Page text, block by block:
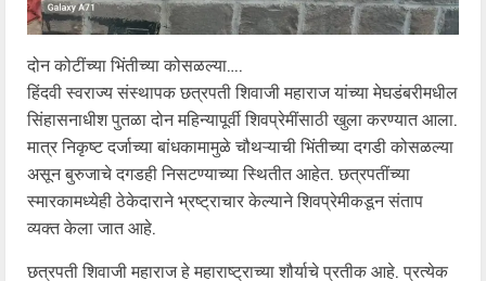
दोन कोटींच्या भिंतीच्या कोसळल्या….
हिंदवी स्वराज्य संस्थापक छत्रपती शिवाजी महाराज यांच्या मेघडंबरीमधील
सिंहासनाधीश पुतळा दोन महिन्यापूर्वी शिवप्रेमींसाठी खुला करण्यात आला.
मात्र निकृष्ट दर्जाच्या बांधकामामुळे चौथऱ्याची भिंतीच्या दगडी कोसळल्या
असून बुरुजाचे दगडही निसटण्याच्या स्थितीत आहेत. छत्रपतींच्या
स्मारकामध्येही ठेकेदाराने भ्रष्ट्राचार केल्याने शिवप्रेमीकडून संताप
व्यक्त केला जात आहे.
छत्रपती शिवाजी महाराज हे महाराष्ट्राच्या शौर्याचे प्रतीक आहे. प्रत्येक